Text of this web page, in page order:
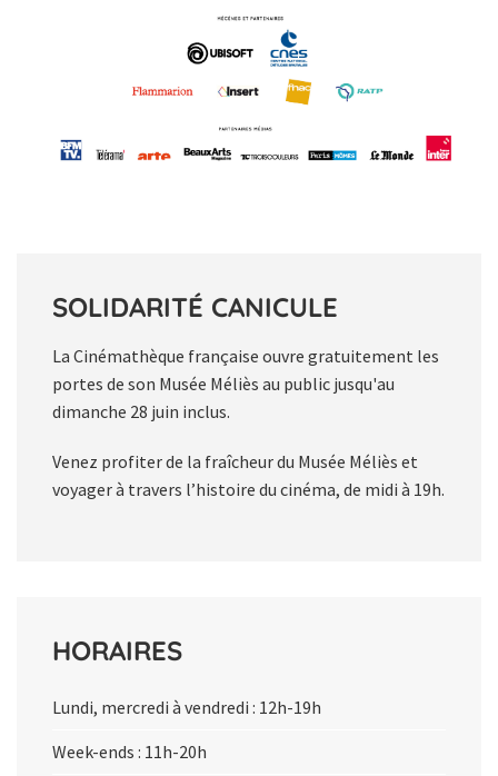
SOLIDARITÉ CANICULE
La Cinémathèque française ouvre gratuitement les
portes de son Musée Méliès au public jusqu'au
dimanche 28 juin inclus.
Venez profiter de la fraîcheur du Musée Méliès et
voyager à travers l’histoire du cinéma, de midi à 19h.
HORAIRES
Lundi, mercredi à vendredi : 12h-19h
Week-ends : 11h-20h